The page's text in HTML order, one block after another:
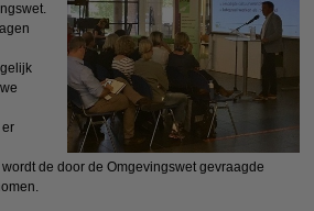
er
de door de Omgevingswet gevraagde